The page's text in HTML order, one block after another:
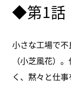
◆第1話
小さな工場で
（小芝風花）
く、黙々と仕事